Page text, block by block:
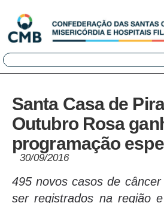
Santa Casa de
Outubro Rosa
programação
30/09/2016
495 novos casos de
ser registrados na região